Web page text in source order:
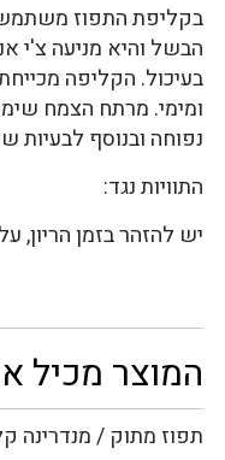
הבשל והיא מניעה צ'י
בעיכול. הקליפה
ומימי. מרתח הצמח
נפוחה ובנוסף לבעיות
התוויות נגד:
יש להזהר בזמן הריון,
המוצר מכיל
תפוז מתוק / מנדרינה